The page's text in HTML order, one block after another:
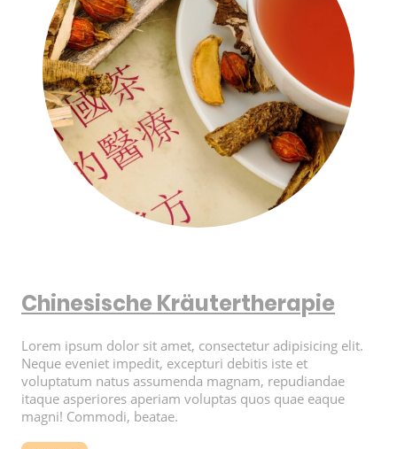
Chinesische Kräutertherapie
Lorem ipsum dolor sit amet, consectetur adipisicing elit.
Neque eveniet impedit, excepturi debitis iste et
voluptatum natus assumenda magnam, repudiandae
itaque asperiores aperiam voluptas quos quae eaque
magni! Commodi, beatae.